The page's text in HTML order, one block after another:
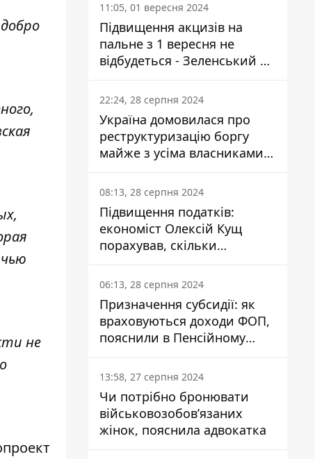
не
11:05, 01 вересня 2024
Підвищення акцизів на
пальне з 1 вересня не
відбудеться - Зеленський не
підписав закон
22:24, 28 серпня 2024
Україна домовилася про
реструктуризацію боргу
майже з усіма власниками
єврооблігацій: що це
означає для країни
08:13, 28 серпня 2024
Підвищення податків:
економіст Олексій Кущ
порахував, скільки
заплатить кожен українець
06:13, 28 серпня 2024
Призначення субсидії: як
враховуються доходи ФОП,
пояснили в Пенсійному
фонді
13:58, 27 серпня 2024
Чи потрібно бронювати
військовозобов’язаних
жінок, пояснила адвокатка